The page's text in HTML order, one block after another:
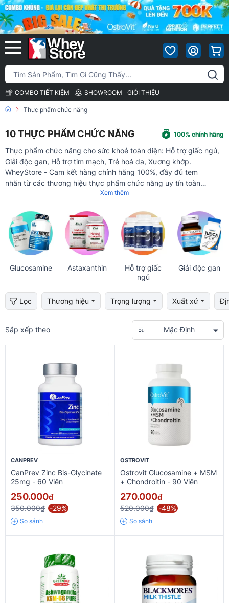
COMBO TIẾT KIỆM SHOWROOM GIỚI THIỆU
Thực phẩm chức năng
10THỰC PHẨM CHỨC NĂNG 100% chính hãng
Thực phẩm chức năng cho sức khoẻ toàn diện: Hỗ trợ giấc ngủ,
Giải độc gan, Hỗ trợ tim mạch, Trẻ hoá da, Xương khớp.
WheyStore - Cam kết hàng chính hãng 100%, đầy đủ tem
nhãn từ các thương hiệu thực phẩm chức năng uy tín toàn
cầu, nhiều chương trình ưu đãi quà tặng hấp dẫn, giá tốt nhất
Xem thêm
Glucosamine Astaxanthin
Hỗ trợ giấc
ngủ
Giải độc gan
Lọc Thương hiệu Trọng lượng Xuất xứ
Sắp xếp theo Mặc Định
CANPREV
CanPrev Zinc Bis-Glycinate
25mg - 60 Viên
250.000đ
350.000₫ -29%
So sánh
OSTROVIT
Ostrovit Glucosamine + MSM
+ Chondroitin - 90 Viên
270.000đ
520.000₫ -48%
So sánh